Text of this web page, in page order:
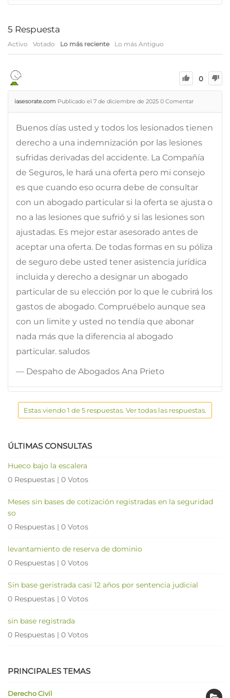
5 Respuesta
Activo Votado Lo más reciente Lo más Antiguo
0
iasesorate.com Publicado el 7 de diciembre de 2025 0 Comentar
Buenos días usted y todos los lesionados tienen
derecho a una indemnización por las lesiones
sufridas derivadas del accidente. La Compañía
de Seguros, le hará una oferta pero mi consejo
es que cuando eso ocurra debe de consultar
con un abogado particular si la oferta se ajusta o
no a las lesiones que sufrió y si las lesiones son
ajustadas. Es mejor estar asesorado antes de
aceptar una oferta. De todas formas en su póliza
de seguro debe usted tener asistencia jurídica
incluida y derecho a designar un abogado
particular de su elección por lo que le cubrirá los
gastos de abogado. Compruébelo aunque sea
con un limite y usted no tendía que abonar
nada más que la diferencia al abogado
particular. saludos
— Despaho de Abogados Ana Prieto
Estas viendo 1 de 5 respuestas. Ver todas las respuestas.
ÚLTIMAS CONSULTAS
Hueco bajo la escalera
0 Respuestas | 0 Votos
Meses sin bases de cotización registradas en la seguridad
so
0 Respuestas | 0 Votos
levantamiento de reserva de dominio
0 Respuestas | 0 Votos
Sin base geristrada casi 12 años por sentencia judicial
0 Respuestas | 0 Votos
sin base registrada
0 Respuestas | 0 Votos
PRINCIPALES TEMAS
Derecho Civil